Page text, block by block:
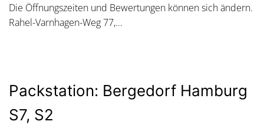
Die Öffnungszeiten und Bewertungen können sich ändern.
Rahel-Varnhagen-Weg 77,…
Packstation: Bergedorf Hamburg
S7, S2